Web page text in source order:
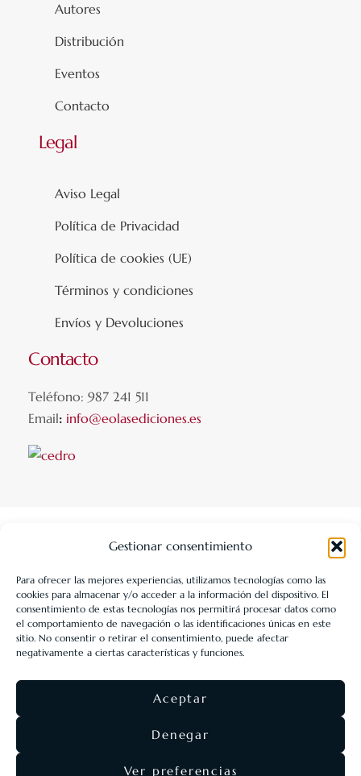
Gestionar consentimiento
Para ofrecer las mejores experiencias, utilizamos tecnologías como las
cookies para almacenar y/o acceder a la información del dispositivo. El
consentimiento de estas tecnologías nos permitirá procesar datos como
el comportamiento de navegación o las identificaciones únicas en este
sitio. No consentir o retirar el consentimiento, puede afectar
negativamente a ciertas características y funciones.
Aceptar
Denegar
Ver preferencias
Autores
Distribución
Eventos
Contacto
Legal
Aviso Legal
Política de Privacidad
Política de cookies (UE)
Términos y condiciones
Envíos y Devoluciones
Contacto
Teléfono: 987 241 511
Email: info@eolasediciones.es
LIBRERÍA UNIVERSITARIA LEÓN 1980 SLL ha sido beneficiaria
de Fondos Europeos, cuyo objetivo es la mejora de la
competitividad de las PYMES, y gracias al cual ha puesto en
marcha un Plan de Acción con el objetivo de reforzar la
digitalización y la competitividad de las pymes durante el año
2025. Para ello ha contado con el apoyo del Programa Pyme
Digital de la Cámara de Comercio de León.